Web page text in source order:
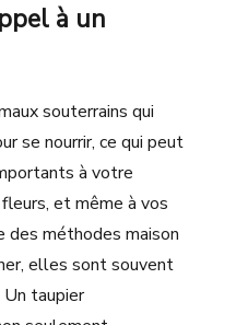
à un
souterrains qui
se nourrir, ce qui peut
à votre
et même à vos
des méthodes maison
elles sont souvent
taupier